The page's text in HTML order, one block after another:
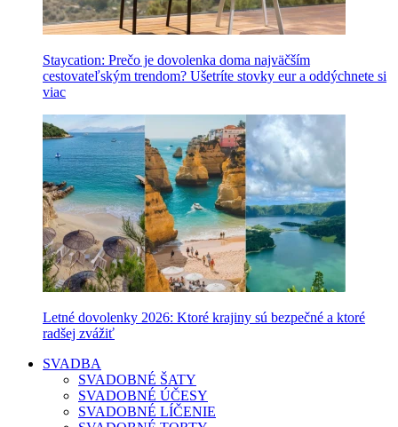
Staycation: Prečo je dovolenka doma najväčším
cestovateľským trendom? Ušetríte stovky eur a oddýchnete si
viac
Letné dovolenky 2026: Ktoré krajiny sú bezpečné a ktoré
radšej zvážiť
SVADBA
SVADOBNÉ ŠATY
SVADOBNÉ ÚČESY
SVADOBNÉ LÍČENIE